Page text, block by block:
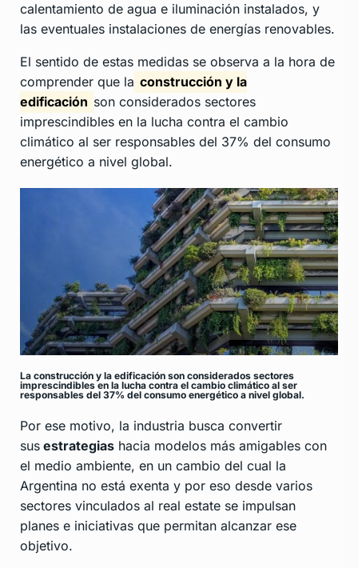
calentamiento de agua e iluminación instalados, y
las eventuales instalaciones de energías renovables.
El sentido de estas medidas se observa a la hora de
comprender que la construcción y la
edificación son considerados sectores
imprescindibles en la lucha contra el cambio
climático al ser responsables del 37% del consumo
energético a nivel global.
La construcción y la edificación son considerados sectores
imprescindibles en la lucha contra el cambio climático al ser
responsables del 37% del consumo energético a nivel global.
Por ese motivo, la industria busca convertir
sus estrategias hacia modelos más amigables con
el medio ambiente, en un cambio del cual la
Argentina no está exenta y por eso desde varios
sectores vinculados al real estate se impulsan
planes e iniciativas que permitan alcanzar ese
objetivo.